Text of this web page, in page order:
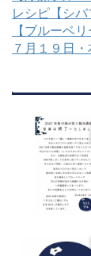
レシピ【シバ
【ブルーベ
７月１９日